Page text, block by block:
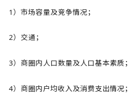
1）市场容量及竞争情况；
2）交通；
3）商圈内人口数量及人口基本素质；
4）商圈内户均收入及消费支出情况；